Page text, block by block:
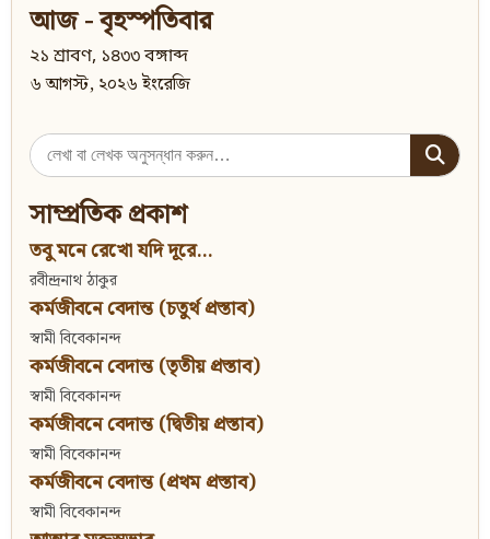
আজ - বৃহস্পতিবার
২১ শ্রাবণ, ১৪৩৩ বঙ্গাব্দ
৬ আগস্ট, ২০২৬ ইংরেজি
Search
for:
সাম্প্রতিক প্রকাশ
তবু মনে রেখো যদি দূরে...
রবীন্দ্রনাথ ঠাকুর
কর্মজীবনে বেদান্ত (চতুর্থ প্রস্তাব)
স্বামী বিবেকানন্দ
কর্মজীবনে বেদান্ত (তৃতীয় প্রস্তাব)
স্বামী বিবেকানন্দ
কর্মজীবনে বেদান্ত (দ্বিতীয় প্রস্তাব)
স্বামী বিবেকানন্দ
কর্মজীবনে বেদান্ত (প্রথম প্রস্তাব)
স্বামী বিবেকানন্দ